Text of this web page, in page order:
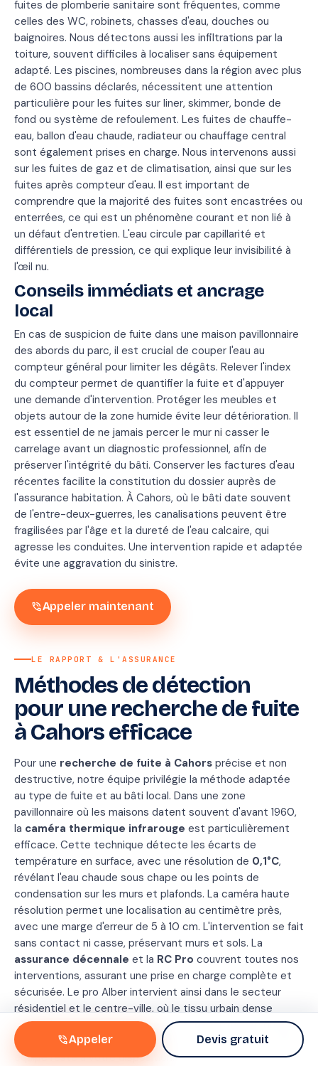
fuites de plomberie sanitaire sont fréquentes, comme
celles des WC, robinets, chasses d'eau, douches ou
baignoires. Nous détectons aussi les infiltrations par la
toiture, souvent difficiles à localiser sans équipement
adapté. Les piscines, nombreuses dans la région avec plus
de 600 bassins déclarés, nécessitent une attention
particulière pour les fuites sur liner, skimmer, bonde de
fond ou système de refoulement. Les fuites de chauffe-
eau, ballon d'eau chaude, radiateur ou chauffage central
sont également prises en charge. Nous intervenons aussi
sur les fuites de gaz et de climatisation, ainsi que sur les
fuites après compteur d'eau. Il est important de
comprendre que la majorité des fuites sont encastrées ou
enterrées, ce qui est un phénomène courant et non lié à
un défaut d'entretien. L'eau circule par capillarité et
différentiels de pression, ce qui explique leur invisibilité à
l'œil nu.
Conseils immédiats et ancrage
local
En cas de suspicion de fuite dans une maison pavillonnaire
des abords du parc, il est crucial de couper l'eau au
compteur général pour limiter les dégâts. Relever l'index
du compteur permet de quantifier la fuite et d'appuyer
une demande d'intervention. Protéger les meubles et
objets autour de la zone humide évite leur détérioration. Il
est essentiel de ne jamais percer le mur ni casser le
carrelage avant un diagnostic professionnel, afin de
préserver l'intégrité du bâti. Conserver les factures d'eau
récentes facilite la constitution du dossier auprès de
l'assurance habitation. À Cahors, où le bâti date souvent
de l'entre-deux-guerres, les canalisations peuvent être
fragilisées par l'âge et la dureté de l'eau calcaire, qui
agresse les conduites. Une intervention rapide et adaptée
évite une aggravation du sinistre.
phone_in_talkAppeler maintenant
Rapport
de
convention IRSI
Méthode
Durée
IRSI
LE RAPPORT & L'ASSURANCE
Méthodes de détection
pour une recherche de fuite
à Cahors efficace
Pour une recherche de fuite à Cahors précise et non
destructive, notre équipe privilégie la méthode adaptée
au type de fuite et au bâti local. Dans une zone
pavillonnaire où les maisons datent souvent d'avant 1960,
la caméra thermique infrarouge est particulièrement
efficace. Cette technique détecte les écarts de
température en surface, avec une résolution de 0,1°C,
révélant l'eau chaude sous chape ou les points de
condensation sur les murs et plafonds. La caméra haute
résolution permet une localisation au centimètre près,
avec une marge d'erreur de 5 à 10 cm. L'intervention se fait
sans contact ni casse, préservant murs et sols. La
assurance décennale et la RC Pro couvrent toutes nos
interventions, assurant une prise en charge complète et
sécurisée. Le pro Alber intervient ainsi dans le secteur
résidentiel et le centre-ville, où le tissu urbain dense
nécessite une approche précise et respectueuse du bâti
ancien. Pour un diagnostic fiable et un devis gratuit, notre
équipe reste à votre disposition.
phone_in_talkAppeler Devis gratuit